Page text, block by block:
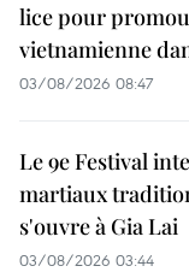
lice pour
vietnamienne
03/08/2026 08:47
Le 9e Festival
martiaux
s'ouvre à Gia Lai
03/08/2026 03:44